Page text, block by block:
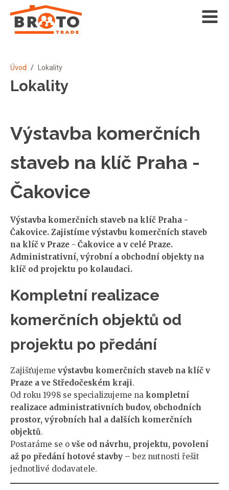
Úvod / Lokality
Lokality
Výstavba komerčních
staveb na klíč Praha -
Čakovice
Výstavba komerčních staveb na klíč Praha -
Čakovice. Zajistíme výstavbu komerčních staveb
na klíč v Praze - Čakovice a v celé Praze.
Administrativní, výrobní a obchodní objekty na
klíč od projektu po kolaudaci.
Kompletní realizace
komerčních objektů od
projektu po předání
Zajišťujeme výstavbu komerčních staveb na klíč v
Praze a ve Středočeském kraji.
Od roku 1998 se specializujeme na kompletní
realizace administrativních budov, obchodních
prostor, výrobních hal a dalších komerčních
objektů.
Postaráme se o vše od návrhu, projektu, povolení
až po předání hotové stavby – bez nutnosti řešit
jednotlivé dodavatele.